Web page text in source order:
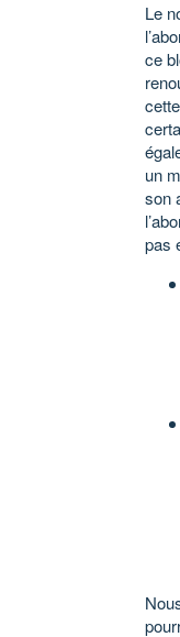
Le
ce
un
son
pas